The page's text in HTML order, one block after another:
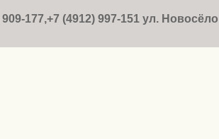
909-177,+7 (4912) 997-151 ул.